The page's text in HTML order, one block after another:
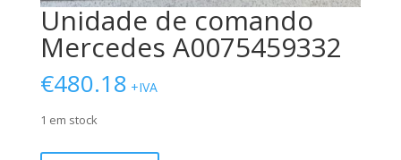
Unidade de comando
Mercedes A0075459332
€480.18 +IVA
1 em stock